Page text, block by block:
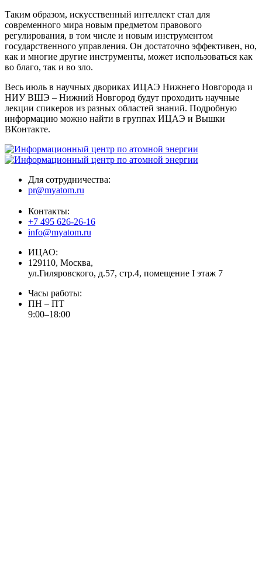
Таким образом, искусственный интеллект стал для
современного мира новым предметом правового
регулирования, в том числе и новым инструментом
государственного управления. Он достаточно эффективен, но,
как и многие другие инструменты, может использоваться как
во благо, так и во зло.
Весь июль в научных двориках ИЦАЭ Нижнего Новгорода и
НИУ ВШЭ – Нижний Новгород будут проходить научные
лекции спикеров из разных областей знаний. Подробную
информацию можно найти в группах ИЦАЭ и Вышки
ВКонтакте.
Для сотрудничества:
pr@myatom.ru
Контакты:
+7 495 626-26-16
info@myatom.ru
ИЦАО:
129110, Москва,
ул.Гиляровского, д.57, стр.4, помещение I этаж 7
Часы работы:
ПН – ПТ
9:00–18:00